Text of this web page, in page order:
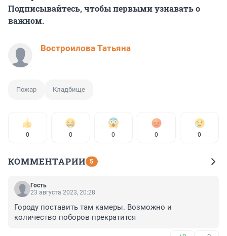
Подписывайтесь, чтобы первыми узнавать о
важном.
Востроилова Татьяна
Пожар Кладбище
0 0 0 0 0
КОММЕНТАРИИ 5
Гость
23 августа 2023, 20:28
Городу поставить там камеры. Возможно и
количество поборов прекратится